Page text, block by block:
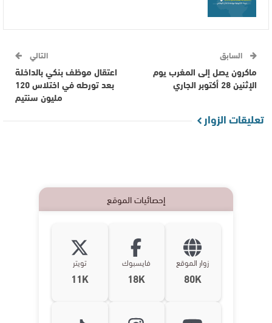
السابق
ماكرون يصل إلى المغرب يوم
الإثنين 28 أكتوبر الجاري
التالي
اعتقال موظف بنكي بالداخلة
بعد تورطه في اختلاس 120
مليون سنتيم
تعليقات الزوار
إحصائيات الموقع
زوار الموقع
80K
فايسبوك
18K
تويتر
11K